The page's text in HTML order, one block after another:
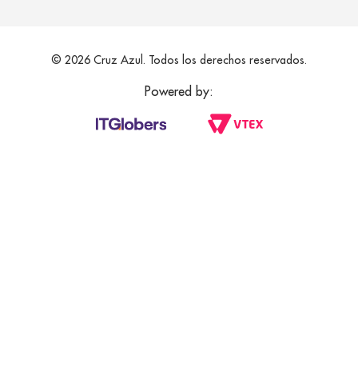
© 2026 Cruz Azul. Todos los derechos reservados.
Powered by: